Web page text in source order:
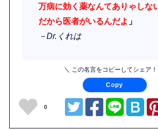
万病に効く薬なんてありゃしな
だから医者がいるんだよ 」
－Dr.くれは
＼ この名言をコピーしてシェア！
Copy
0